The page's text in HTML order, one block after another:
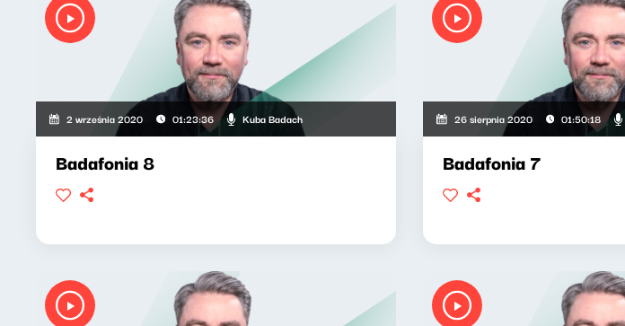
2 września 2020 01:23:36 Kuba Badach
Badafonia 8
26 sierpnia 2020 01:50:18
Badafonia 7